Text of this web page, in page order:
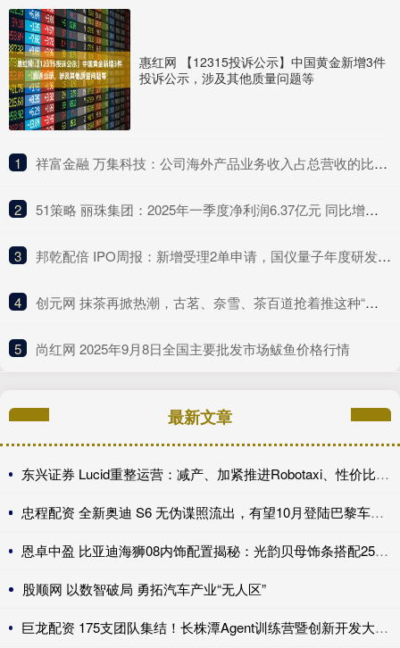
惠红网 【12315投诉公示】中国黄金新增3件
投诉公示，涉及其他质量问题等
1 ​祥富金融 万集科技：公司海外产品业务收入占总营收的比例较低
2 ​51策略 丽珠集团：2025年一季度净利润6.37亿元 同比增长4.75%
3 ​邦乾配倍 IPO周报：新增受理2单申请，国仪量子年度研发投入占比下滑
4 ​创元网 抹茶再掀热潮，古茗、奈雪、茶百道抢着推这种“浓”新品
5 ​尚红网 2025年9月8日全国主要批发市场鲅鱼价格行情
最新文章
东兴证券 Lucid重整运营：减产、加紧推进Robotaxi、性价比车型继续跳票
忠程配资 全新奥迪 S6 无伪谍照流出，有望10月登陆巴黎车展完成首秀!
恩卓中盈 比亚迪海狮08内饰配置揭秘：光韵贝母饰条搭配25扬帝瓦雷音响登场
股顺网 以数智破局 勇拓汽车产业“无人区”
巨龙配资 175支团队集结！长株潭Agent训练营暨创新开发大赛第一期训练营开讲